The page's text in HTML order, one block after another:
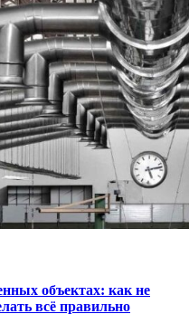
объектах: как не
всё правильно